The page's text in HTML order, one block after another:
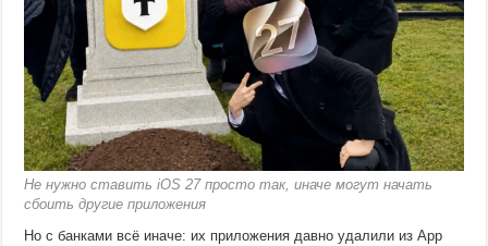
Не нужно ставить iOS 27 просто так, иначе могут начать
сбоить другие приложения
Но с банками всё иначе: их приложения давно удалили из App